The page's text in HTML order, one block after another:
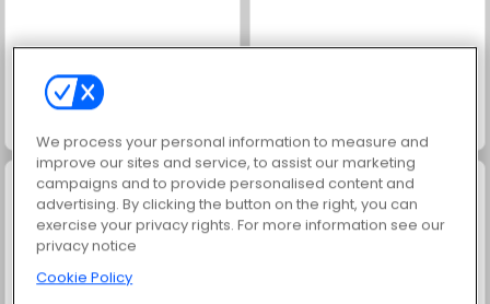
We process your personal information to measure and
improve our sites and service, to assist our marketing
campaigns and to provide personalised content and
advertising. By clicking the button on the right, you can
exercise your privacy rights. For more information see our
privacy notice
Cookie Policy